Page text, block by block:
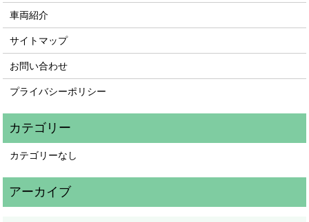
車両紹介
サイトマップ
お問い合わせ
プライバシーポリシー
カテゴリーなし